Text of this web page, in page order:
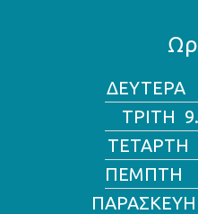
ΔΕΥΤΕΡΑ
ΤΡΙΤΗ
ΤΕΤΑΡΤΗ
ΠΕΜΠΤΗ